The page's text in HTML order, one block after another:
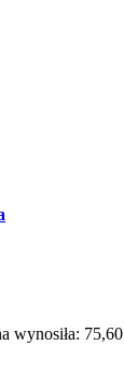
wynosiła: 75,60